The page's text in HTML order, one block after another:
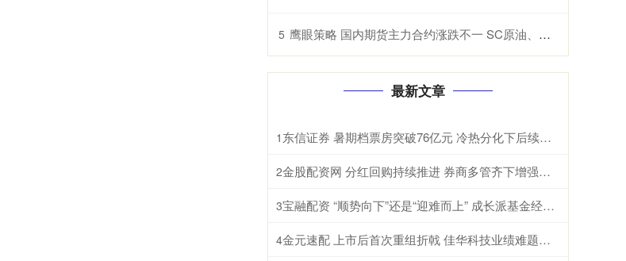
5 鹰眼策略 国内期货主力合约涨跌不一 SC原油、纸浆、淀粉、原木、棉花涨超1%
最新文章
1 东信证券 暑期档票房突破76亿元 冷热分化下后续增长可期
2 金股配资网 分红回购持续推进 券商多管齐下增强投资者信心
3 宝融配资 “顺势向下”还是“迎难而上” 成长派基金经理现分歧
4 金元速配 上市后首次重组折戟 佳华科技业绩难题待解